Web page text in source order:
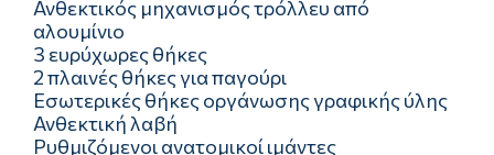
Ανθεκτικός μηχανισμός τρόλλευ από
αλουμίνιο
3 ευρύχωρες θήκες
2 πλαινές θήκες για παγούρι
Εσωτερικές θήκες οργάνωσης γραφικής ύλης
Ανθεκτική λαβή
Ρυθμιζόμενοι ανατομικοί ιμάντες